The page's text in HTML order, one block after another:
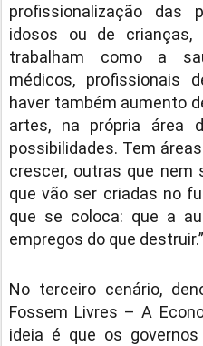
profissionalização das
idosos ou de
trabalham como a
médicos, profissionais
haver também aumento
artes, na própria área
possibilidades. Tem
crescer, outras que
que vão ser criadas no
que se coloca: que a
empregos do que destruir.”
No terceiro cenário,
Fossem Livres – A
ideia é que os